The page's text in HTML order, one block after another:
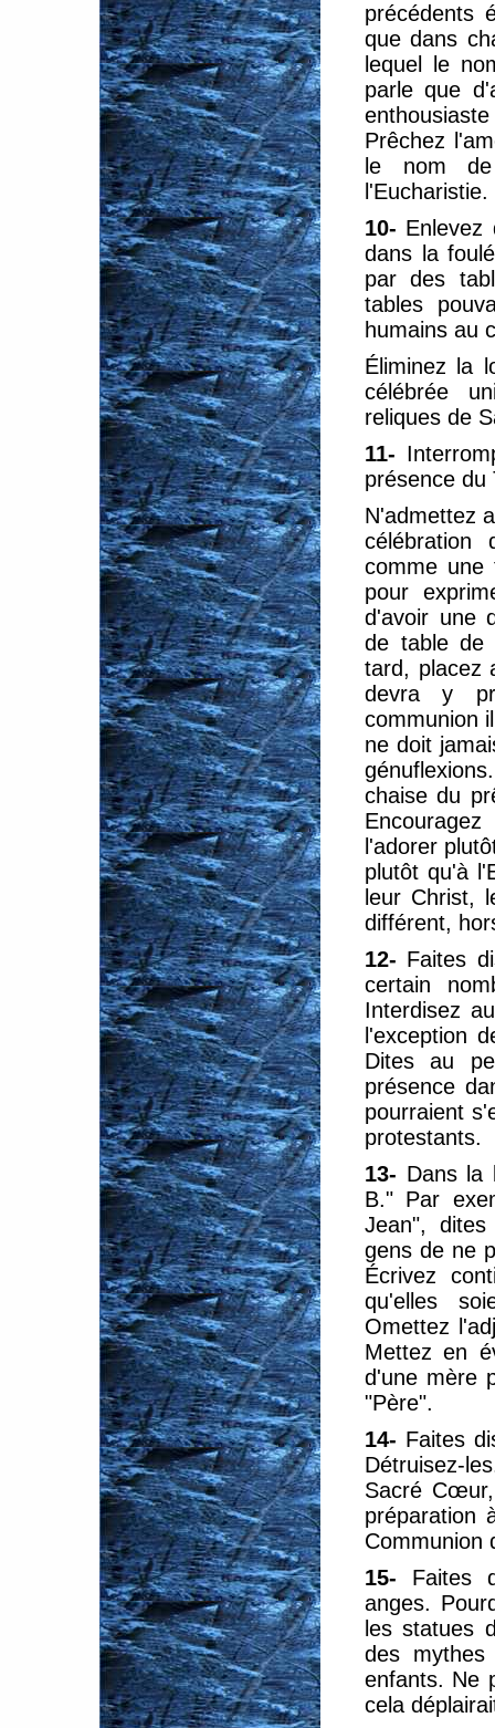
précédents
que dans
lequel le
parle que
Prêchez
le nom
l'Eucharistie.
10- Enlevez
dans la
par des
tables
humains au
Éliminez la
célébrée
reliques de
11-
présence du
N'admettez
comme une
pour
d'avoir une
de table de
tard, placez
devra y
communion
ne doit
chaise du
l'adorer
plutôt qu'à
leur Christ,
différent,
12- Faites
certain
Interdisez
l'exception
Dites au
présence
pourraient
protestants.
13- Dans la
B." Par
Jean",
gens de ne
Écrivez
qu'elles
Omettez
Mettez en
d'une mère
"Père".
14- Faites
Détruisez-
Sacré
préparation
Communion
15- Faites
anges.
les statues
des
enfants. Ne
cela